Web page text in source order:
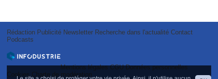
Rédaction Publicité Newsletter Recherche dans l'actualité Contact
Podcasts
Mentions légales CGU Données personnelles
Cookies Charte de modération